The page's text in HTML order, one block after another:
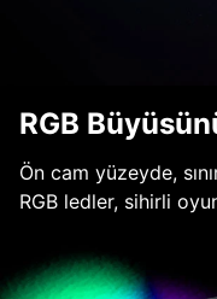
RGB
Ön cam yüzeyde,
RGB ledler, sihirli